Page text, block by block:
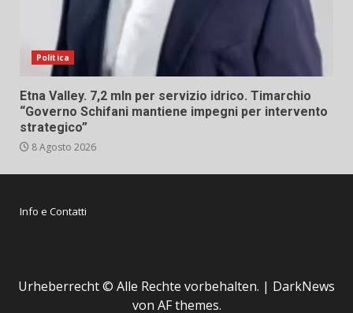
Politica
Etna Valley. 7,2 mln per servizio idrico. Timarchio
“Governo Schifani mantiene impegni per intervento
strategico”
8 Agosto 2026
Info e Contatti
Urheberrecht © Alle Rechte vorbehalten. | DarkNews
von AF themes.